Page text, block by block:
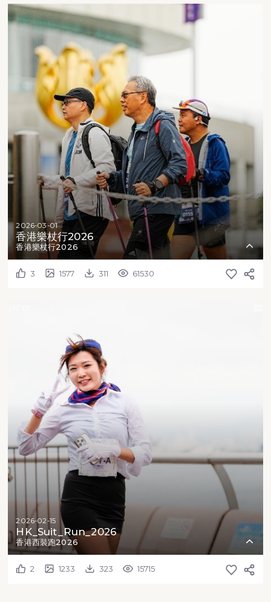
2026-03-01
香港樂杖行2026
香港樂杖行2026
3 1577 311 61530
2026-02-15
HK_Suit_Run_2026
香港西裝跑2026
2 1233 323 15715